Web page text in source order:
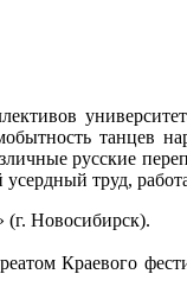
танцев
русские
труд, работа
(г. Новосибирск).
Краевого